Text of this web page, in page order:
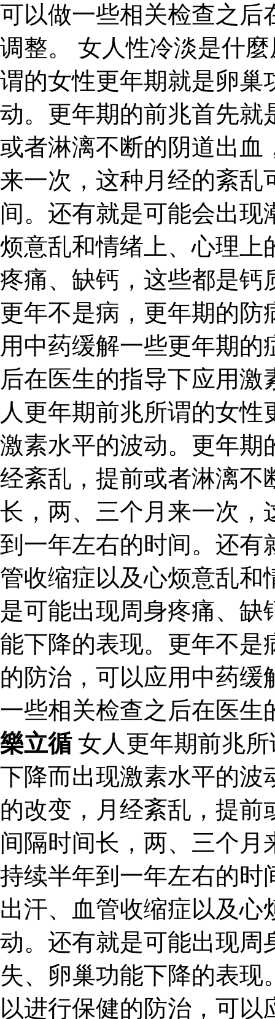
可以做一些相关检查之后
调整。 女人性冷淡是什
谓的女性更年期就是卵巢
动。更年期的前兆首先就
或者淋漓不断的阴道出血
来一次，这种月经的紊乱
间。还有就是可能会出
烦意乱和情绪上、心理上
疼痛、缺钙，这些都是钙
更年不是病，更年期的防
用中药缓解一些更年期
后在医生的指导下应用
人更年期前兆所谓的女
激素水平的波动。更年期
经紊乱，提前或者淋漓不
长，两、三个月来一次，
到一年左右的时间。还有
管收缩症以及心烦意乱和
是可能出现周身疼痛、
能下降的表现。更年不是
的防治，可以应用中药
一些相关检查之后在医生
樂立循女人更年期前兆
下降而出现激素水平的波
的改变，月经紊乱，提
间隔时间长，两、三个
持续半年到一年左右的时
出汗、血管收缩症以及
动。还有就是可能出现周
失、卵巢功能下降的表
以进行保健的防治，可